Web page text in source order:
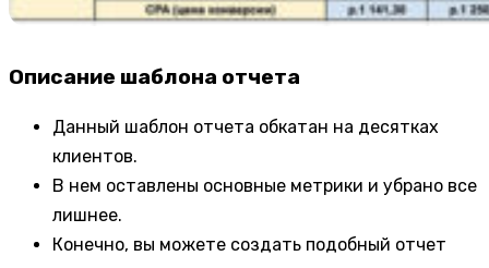
Описание шаблона отчета
Данный шаблон отчета обкатан на десятках
клиентов.
В нем оставлены основные метрики и убрано все
лишнее.
Конечно, вы можете создать подобный отчет